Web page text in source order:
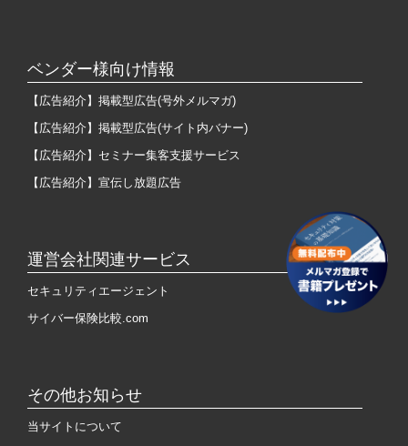
ベンダー様向け情報
【広告紹介】掲載型広告(号外メルマガ)
【広告紹介】掲載型広告(サイト内バナー)
【広告紹介】セミナー集客支援サービス
【広告紹介】宣伝し放題広告
運営会社関連サービス
セキュリティエージェント
サイバー保険比較.com
その他お知らせ
当サイトについて